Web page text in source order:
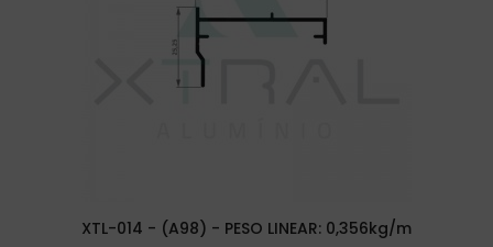
XTL-014 - (A98) - PESO LINEAR: 0,356kg/m